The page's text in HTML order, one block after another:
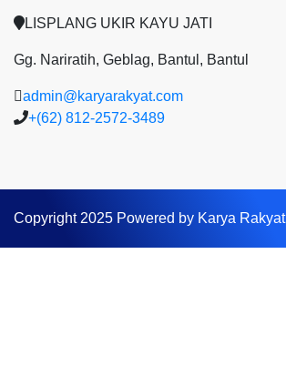
LISPLANG UKIR KAYU JATI
Gg. Nariratih, Geblag, Bantul, Bantul
admin@karyarakyat.com
+(62) 812-2572-3489
Copyright 2025 Powered by Karya Rakyat